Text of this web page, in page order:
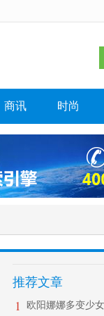
商讯 时尚
推荐文章
1